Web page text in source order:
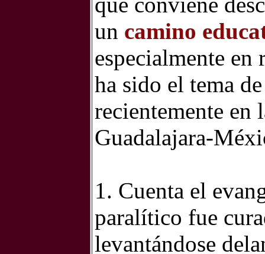
un camino
especialmente
ha sido el tema
recientemente en
Guadalajara-
1. Cuenta el
paralítico fue
levantándose